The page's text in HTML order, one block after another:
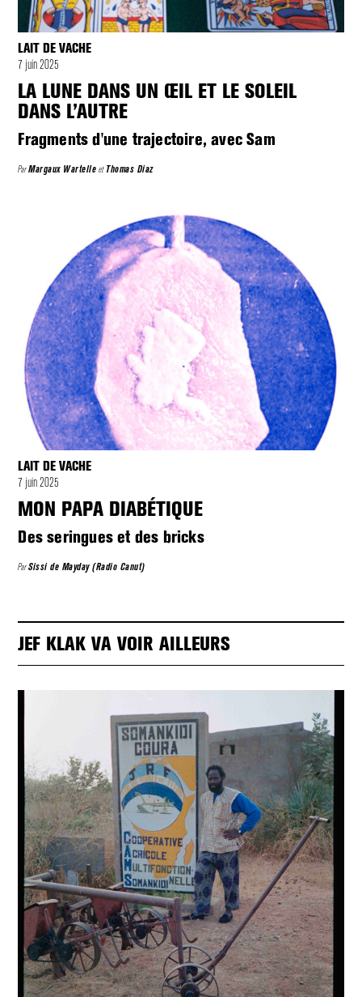
LAIT DE VACHE
7 juin 2025
LA LUNE DANS UN ŒIL ET LE SOLEIL
DANS L’AUTRE
Fragments d'une trajectoire, avec Sam
ParMargaux Wartelle et Thomas Diaz
LAIT DE VACHE
7 juin 2025
MON PAPA DIABÉTIQUE
Des seringues et des bricks
ParSissi de Mayday (Radio Canut)
JEF KLAK VA VOIR AILLEURS